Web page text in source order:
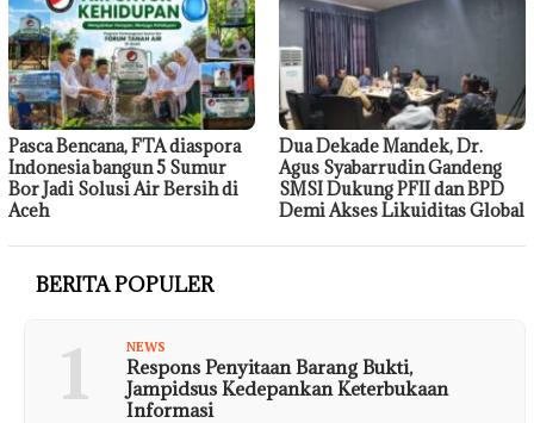
Pasca Bencana, FTA diaspora
Indonesia bangun 5 Sumur
Bor Jadi Solusi Air Bersih di
Aceh
Dua Dekade Mandek, Dr.
Agus Syabarrudin Gandeng
SMSI Dukung PFII dan BPD
Demi Akses Likuiditas Global
BERITA POPULER
1 NEWS
Respons Penyitaan Barang Bukti,
Jampidsus Kedepankan Keterbukaan
Informasi